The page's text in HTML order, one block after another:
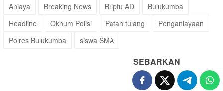
Aniaya Breaking News Briptu AD
Bulukumba
Headline
Oknum Polisi Patah tulang
Penganiayaan
Polres Bulukumba
siswa SMA
SEBARKAN